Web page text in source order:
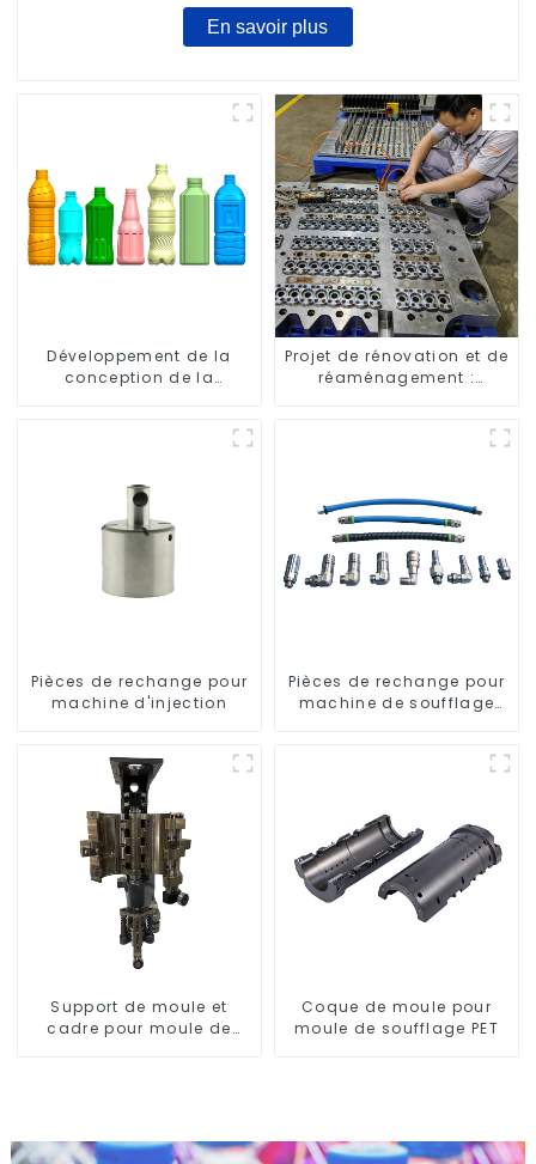
En savoir plus
Développement de la
conception de la
Projet de rénovation et de
réaménagement :
Pièces de rechange pour
machine d'injection
Pièces de rechange pour
machine de soufflage
Support de moule et
cadre pour moule de
Coque de moule pour
moule de soufflage PET